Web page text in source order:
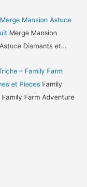
Mansion Astuce
Merge Mansion
Diamants et...
– Family Farm
et Pieces Family
Farm Adventure